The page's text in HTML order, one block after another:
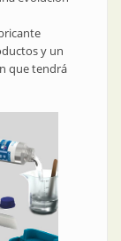
y un
que tendrá